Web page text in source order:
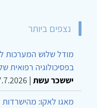
נצפים ביותר
מודל שלוש המערכות
בפסיכולוגיה רפואית
יששכר עשת |
מאגו לאקו: